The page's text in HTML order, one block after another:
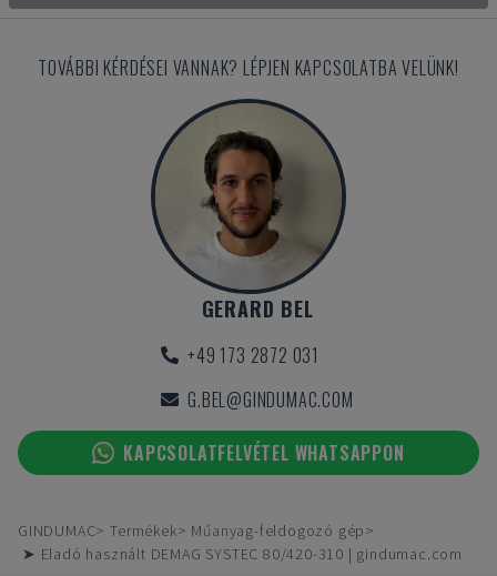
TOVÁBBI KÉRDÉSEI VANNAK? LÉPJEN KAPCSOLATBA VELÜNK!
GERARD BEL
+49 173 2872 031
G.BEL@GINDUMAC.COM
KAPCSOLATFELVÉTEL WHATSAPPON
GINDUMAC Termékek
Műanyag-feldogozó gép
➤ Eladó használt DEMAG SYSTEC 80/420-310 | gindumac.com